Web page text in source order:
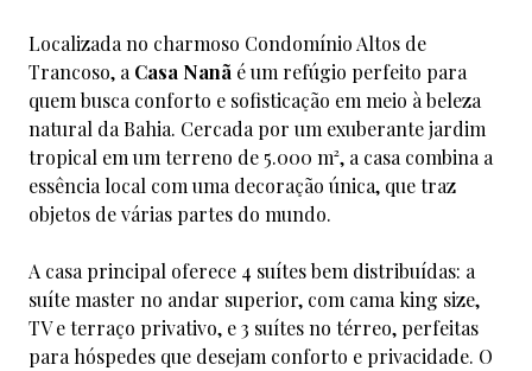
Localizada no charmoso Condomínio Altos de
Trancoso, a Casa Nanã é um refúgio perfeito para
quem busca conforto e sofisticação em meio à beleza
natural da Bahia. Cercada por um exuberante jardim
tropical em um terreno de 5.000 m², a casa combina a
essência local com uma decoração única, que traz
objetos de várias partes do mundo.
A casa principal oferece 4 suítes bem distribuídas: a
suíte master no andar superior, com cama king size,
TV e terraço privativo, e 3 suítes no térreo, perfeitas
para hóspedes que desejam conforto e privacidade. O